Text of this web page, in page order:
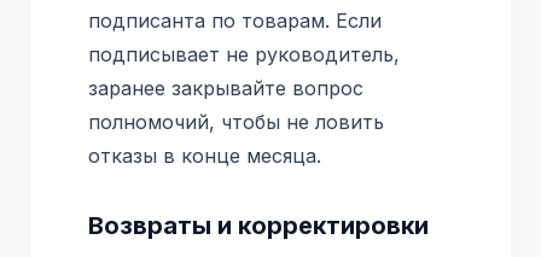
подписанта по товарам. Если
подписывает не руководитель,
заранее закрывайте вопрос
полномочий, чтобы не ловить
отказы в конце месяца.
Возвраты и корректировки